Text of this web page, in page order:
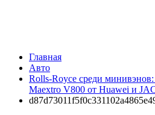
Главная
Авто
Rolls-Royce среди минивэнов:
Maextro V800 от Huawei и